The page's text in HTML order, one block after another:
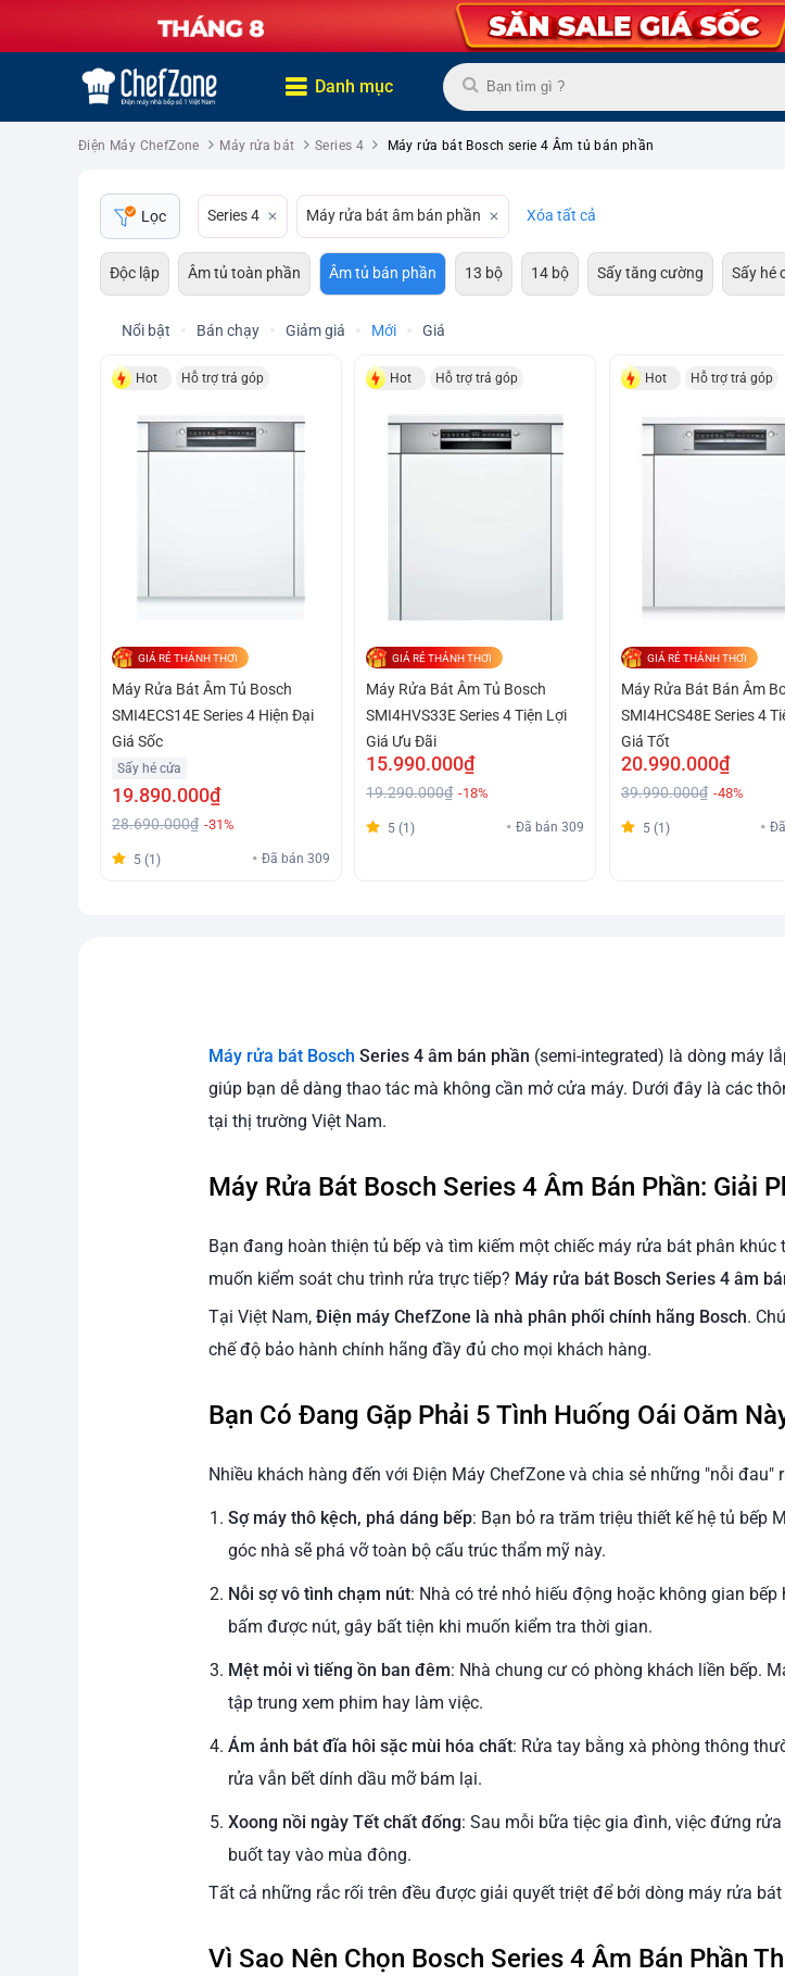
Danh mục
Điện Máy ChefZone Máy rửa bát Series 4 Máy rửa bát Bosch serie 4 Âm tủ bán phần
Lọc Series 4 Máy rửa bát âm bán phần Xóa tất cả
Độc lập Âm tủ toàn phần Âm tủ bán phần 13 bộ 14 bộ Sấy tăng cường Sấy hé
Nổi bật Bán chạy Giảm giá Mới Giá
Hot Hỗ trợ trả góp
GIÁ RẺ THẢNH THƠI
Máy Rửa Bát Âm Tủ Bosch
SMI4ECS14E Series 4 Hiện Đại
Giá Sốc
Sấy hé cửa
19.890.000₫
28.690.000₫ -31%
5 (1) Đã bán 309
Hot Hỗ trợ trả góp
GIÁ RẺ THẢNH THƠI
Máy Rửa Bát Âm Tủ Bosch
SMI4HVS33E Series 4 Tiện Lợi
Giá Ưu Đãi
15.990.000₫
19.290.000₫ -18%
5 (1) Đã bán 309
Hot Hỗ trợ trả góp
GIÁ RẺ THẢNH THƠI
Máy Rửa Bát Bán Âm
SMI4HCS48E Series 4
Giá Tốt
20.990.000₫
39.990.000₫ -48%
5 (1)
Máy rửa bát Bosch Series 4 âm bán phần (semi-integrated) là dòng máy
giúp bạn dễ dàng thao tác mà không cần mở cửa máy. Dưới đây là các
tại thị trường Việt Nam.
Máy Rửa Bát Bosch Series 4 Âm Bán Phần: Giải
Bạn đang hoàn thiện tủ bếp và tìm kiếm một chiếc máy rửa bát phân
muốn kiểm soát chu trình rửa trực tiếp? Máy rửa bát Bosch Series 4 âm
Tại Việt Nam, Điện máy ChefZone là nhà phân phối chính hãng Bosch.
chế độ bảo hành chính hãng đầy đủ cho mọi khách hàng.
Bạn Có Đang Gặp Phải 5 Tình Huống Oái Oăm
Nhiều khách hàng đến với Điện Máy ChefZone và chia sẻ những "nỗi đau"
Sợ máy thô kệch, phá dáng bếp: Bạn bỏ ra trăm triệu thiết kế hệ tủ bếp
góc nhà sẽ phá vỡ toàn bộ cấu trúc thẩm mỹ này.
Nỗi sợ vô tình chạm nút: Nhà có trẻ nhỏ hiếu động hoặc không gian
bấm được nút, gây bất tiện khi muốn kiểm tra thời gian.
Mệt mỏi vì tiếng ồn ban đêm: Nhà chung cư có phòng khách liền bếp.
tập trung xem phim hay làm việc.
Ám ảnh bát đĩa hôi sặc mùi hóa chất: Rửa tay bằng xà phòng thông
rửa vẫn bết dính dầu mỡ bám lại.
Xoong nồi ngày Tết chất đống: Sau mỗi bữa tiệc gia đình, việc đứng
buốt tay vào mùa đông.
Tất cả những rắc rối trên đều được giải quyết triệt để bởi dòng máy rửa
Vì Sao Nên Chọn Bosch Series 4 Âm Bán Phần